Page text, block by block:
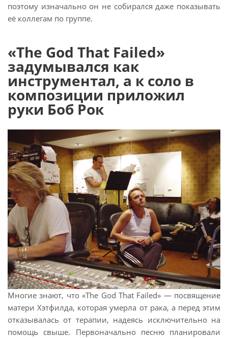
поэтому изначально он не собирался даже показывать
её коллегам по группе.
«The God That Failed»
задумывался как
инструментал, а к соло в
композиции приложил
руки Боб Рок
Многие знают, что «The God That Failed» — посвящение
матери Хэтфилда, которая умерла от рака, а перед этим
отказывалась от терапии, надеясь исключительно на
помощь свыше. Первоначально песню планировали